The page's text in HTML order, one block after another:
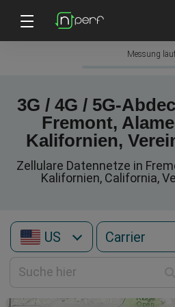
Messung
3G / 4G / 5G-
Fremont,
Kalifornien,
Zellulare Datennetze in
Kalifornien, California,
US